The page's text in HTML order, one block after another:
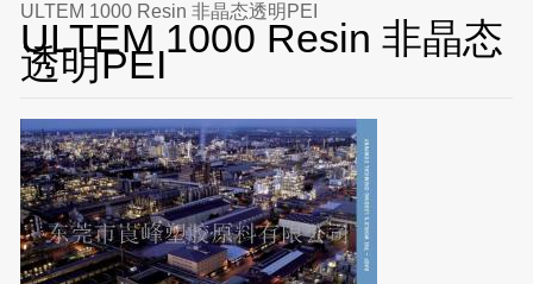
ULTEM 1000 Resin 非晶态透明PEI
ULTEM 1000 Resin 非晶态
透明PEI